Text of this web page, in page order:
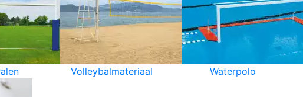
Volleybalmateriaal Waterpolo